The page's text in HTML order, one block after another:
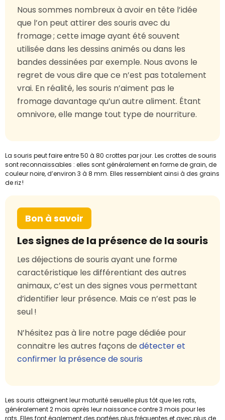
Nous sommes nombreux à avoir en tête l’idée
que l’on peut attirer des souris avec du
fromage ; cette image ayant été souvent
utilisée dans les dessins animés ou dans les
bandes dessinées par exemple. Nous avons le
regret de vous dire que ce n’est pas totalement
vrai. En réalité, les souris n’aiment pas le
fromage davantage qu’un autre aliment. Étant
omnivore, elle mange tout type de nourriture.
La souris peut faire entre 50 à 80 crottes par jour. Les crottes de souris
sont reconnaissables : elles sont généralement en forme de grain, de
couleur noire, d’environ 3 à 8 mm. Elles ressemblent ainsi à des grains
de riz !
Bon à savoir
Les signes de la présence de la souris
Les déjections de souris ayant une forme
caractéristique les différentiant des autres
animaux, c’est un des signes vous permettant
d’identifier leur présence. Mais ce n’est pas le
seul !
N’hésitez pas à lire notre page dédiée pour
connaitre les autres façons de détecter et
confirmer la présence de souris
Les souris atteignent leur maturité sexuelle plus tôt que les rats,
généralement 2 mois après leur naissance contre 3 mois pour les